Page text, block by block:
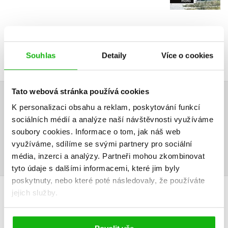
Souhlas Detaily Více o cookies
Tato webová stránka používá cookies
K personalizaci obsahu a reklam, poskytování funkcí
sociálních médií a analýze naší návštěvnosti využíváme
soubory cookies. Informace o tom, jak náš web
využíváme, sdílíme se svými partnery pro sociální
média, inzerci a analýzy. Partneři mohou zkombinovat
tyto údaje s dalšími informacemi, které jim byly
poskytnuty, nebo které poté následovaly, že používáte
jejich služby.
AUDIO
V současné době nejsou vytvořena žádná uživatelská hodnocení.